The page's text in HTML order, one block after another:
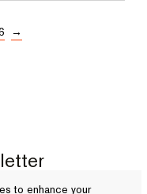
→
andinstagram
to enhance your